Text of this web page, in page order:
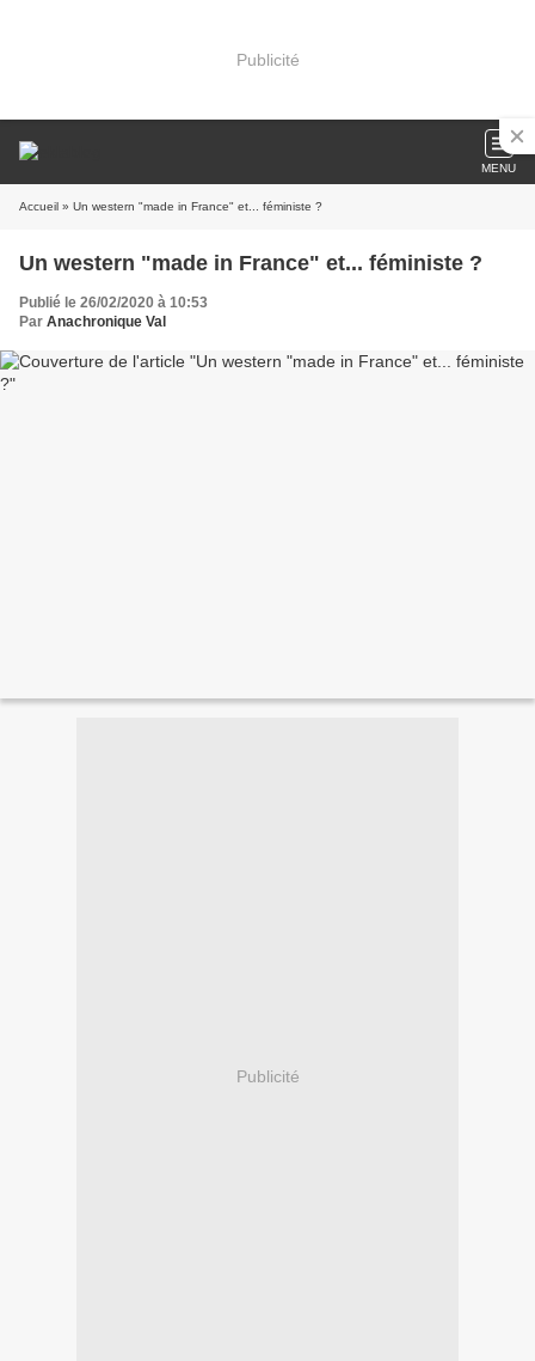
Publicité
MENU
Accueil » Un western "made in France" et... féministe ?
Un western "made in France" et... féministe ?
Publié le 26/02/2020 à 10:53
Par Anachronique Val
Publicité